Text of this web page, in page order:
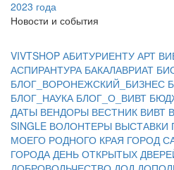
2023 года
Новости и события
VIVTSHOP АБИТУРИЕНТУ АРТ
АСПИРАНТУРА БАКАЛАВРИАТ
БЛОГ_ВОРОНЕЖСКИЙ_БИЗНЕС
БЛОГ_НАУКА БЛОГ_О_ВИВТ
ДАТЫ ВЕНДОРЫ ВЕСТНИК ВИВТ
SINGLE ВОЛОНТЕРЫ ВЫСТАВКИ
МОЕГО РОДНОГО КРАЯ ГОРОД
ГОРОДАДЕНЬ ОТКРЫТЫХ